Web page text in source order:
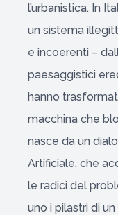
l’urbanistica. In
un sistema
e incoerenti –
paesaggistici
hanno
macchina che
nasce da un
Artificiale, che
le radici del
uno i pilastri di